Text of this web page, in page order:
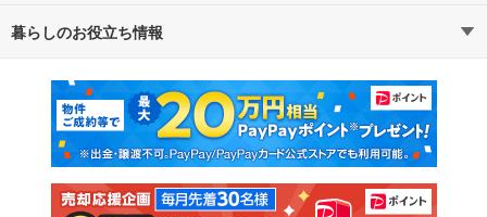
通勤・通学時間から探す
不動産・住宅
新築マンション 中古マンション
新築一戸建て 中古一戸建て
注文住宅 土地
暮らしのお役立ち情報
マンションカタログ 教えて！住まいの先生